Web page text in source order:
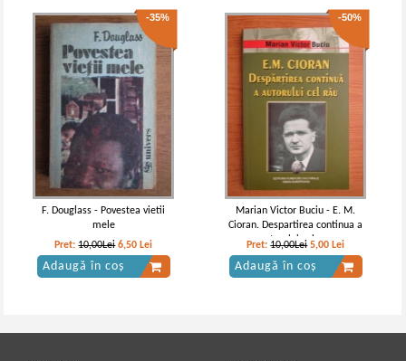
-35%
F. Douglass - Povestea vietii
mele
Pret:10,00Lei 6,50 Lei
Adaugă în coș
-50%
Marian Victor Buciu - E. M.
Cioran. Despartirea continua a
autorului cel rau
Pret:10,00Lei 5,00 Lei
Adaugă în coș